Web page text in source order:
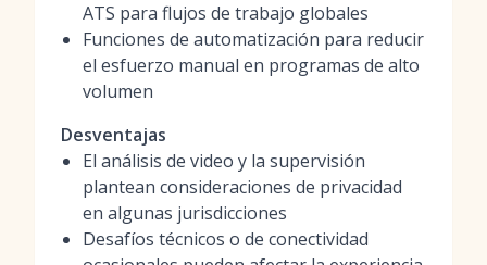
ATS para flujos de trabajo globales
Funciones de automatización para reducir
el esfuerzo manual en programas de alto
volumen
Desventajas
El análisis de video y la supervisión
plantean consideraciones de privacidad
en algunas jurisdicciones
Desafíos técnicos o de conectividad